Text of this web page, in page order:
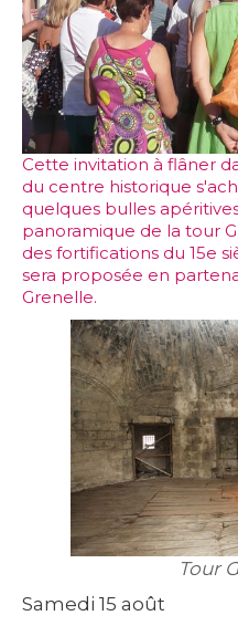
Cette invitation à flâner
du centre historique
quelques bulles
panoramique de la tour
des fortifications du 15e
sera proposée en
Grenelle.
Tour
Samedi 15 août